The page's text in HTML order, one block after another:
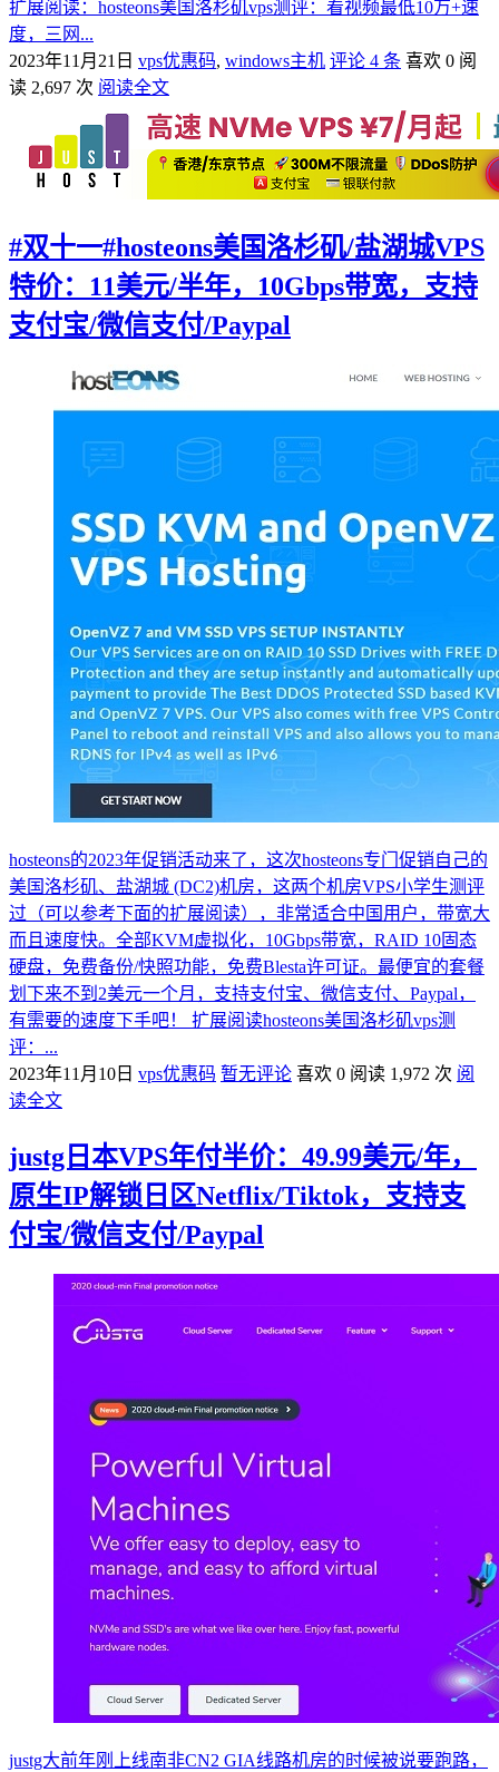
扩展阅读：hosteons美国洛杉矶vps测评：看视频最低10万+速
度，三网...
2023年11月21日 vps优惠码, windows主机 评论 4 条 喜欢 0 阅
读 2,697 次 阅读全文
#双十一#hosteons美国洛杉矶/盐湖城VPS
特价：11美元/半年，10Gbps带宽，支持
支付宝/微信支付/Paypal
hosteons的2023年促销活动来了，这次hosteons专门促销自己的
美国洛杉矶、盐湖城 (DC2)机房，这两个机房VPS小学生测评
过（可以参考下面的扩展阅读），非常适合中国用户，带宽大
而且速度快。全部KVM虚拟化，10Gbps带宽，RAID 10固态
硬盘，免费备份/快照功能，免费Blesta许可证。最便宜的套餐
划下来不到2美元一个月，支持支付宝、微信支付、Paypal，
有需要的速度下手吧！ 扩展阅读hosteons美国洛杉矶vps测
评：...
2023年11月10日 vps优惠码 暂无评论 喜欢 0 阅读 1,972 次 阅
读全文
justg日本VPS年付半价：49.99美元/年，
原生IP解锁日区Netflix/Tiktok，支持支
付宝/微信支付/Paypal
justg大前年刚上线南非CN2 GIA线路机房的时候被说要跑路，